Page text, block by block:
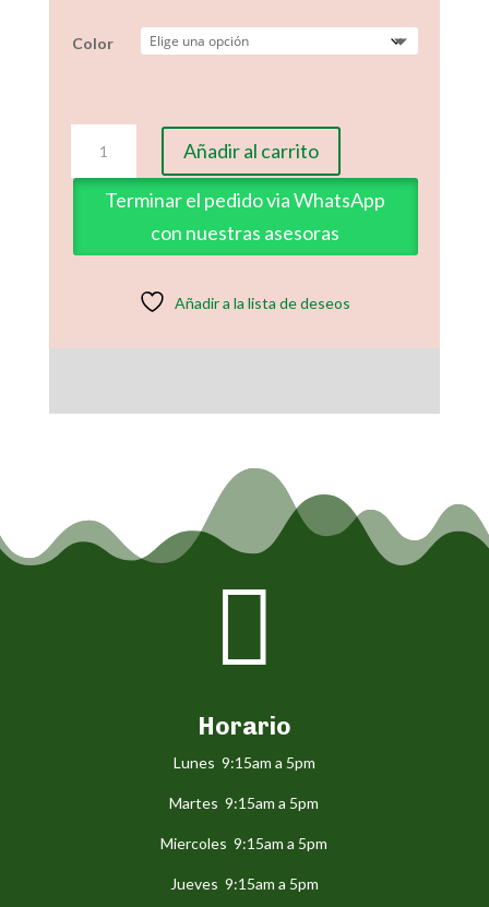
Color
(Nuevo)
cantidad
Añadir al carrito
Terminar el pedido via WhatsApp
con nuestras asesoras
Añadir a la lista de deseos

Horario
Lunes 9:15am a 5pm
Martes 9:15am a 5pm
Miercoles 9:15am a 5pm
Jueves 9:15am a 5pm